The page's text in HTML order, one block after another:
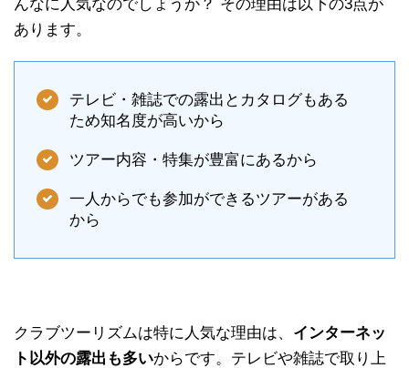
んなに人気なのでしょうか？ その理由は以下の3点が
あります。
テレビ・雑誌での露出とカタログもある
ため知名度が高いから
ツアー内容・特集が豊富にあるから
一人からでも参加ができるツアーがある
から
クラブツーリズムは特に人気な理由は、 インターネッ
ト以外の露出も多いからです。テレビや雑誌で取り上